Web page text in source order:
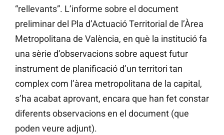
“rellevants”. L’informe sobre el document
preliminar del Pla d’Actuació Territorial de l’Àrea
Metropolitana de València, en què la institució fa
una sèrie d’observacions sobre aquest futur
instrument de planificació d’un territori tan
complex com l’àrea metropolitana de la capital,
s’ha acabat aprovant, encara que han fet constar
diferents observacions en el document (que
poden veure adjunt).